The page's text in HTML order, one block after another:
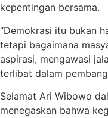
kepentingan bersama.
“Demokrasi itu bukan
tetapi bagaimana
aspirasi, mengawasi
terlibat dalam
Selamat Ari Wibowo
menegaskan bahwa